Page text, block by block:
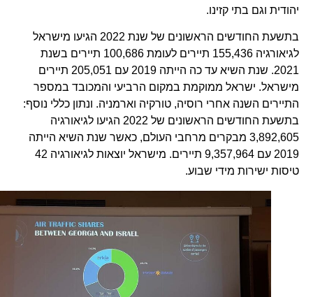
יהודית וגם בתי קזינו.
בתשעת החודשים הראשונים של שנת 2022 הגיעו מישראל
לגיאורגיה 155,436 תיירים לעומת 100,686 תיירים בשנת
2021. שנת השיא עד כה הייתה 2019 עם 205,051 תיירים
מישראל. ישראל ממוקמת במקום הרביעי והמכובד במספר
התיירים השנה אחרי רוסיה, טורקיה וארמניה. ונתון כללי נוסף:
בתשעת החודשים הראשונים של 2022 הגיעו לגיאורגיה
3,892,605 מבקרים מרחבי העולם, כאשר שנת השיא הייתה
2019 עם 9,357,964 תיירים. מישראל יוצאות לגיאורגיה 42
טיסות ישירות מידי שבוע.